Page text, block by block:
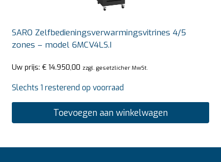
SARO Zelfbedieningsverwarmingsvitrines 4/5
zones – model 6MCV4LS.I
Uw prijs: € 14.950,00 zzgl. gesetzlicher MwSt.
Slechts 1 resterend op voorraad
Toevoegen aan winkelwagen